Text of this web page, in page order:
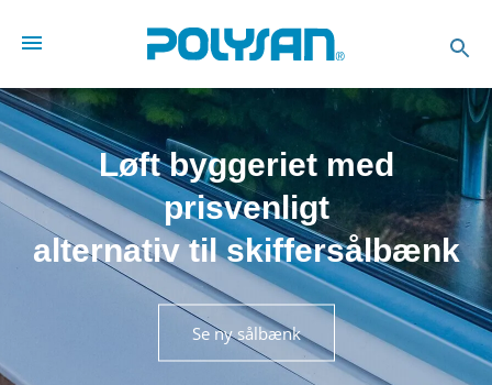
Løft byggeriet med
prisvenligt
alternativ til skiffersålbænk
Se ny sålbænk